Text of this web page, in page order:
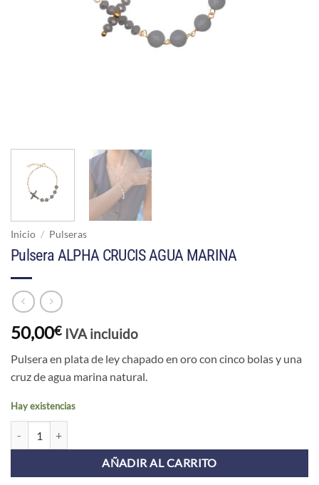
Inicio / Pulseras
Pulsera ALPHA CRUCIS AGUA MARINA
50,00€ IVA incluido
Pulsera en plata de ley chapado en oro con cinco bolas y una
cruz de agua marina natural.
Hay existencias
AÑADIR AL CARRITO